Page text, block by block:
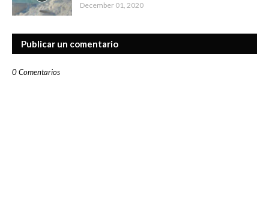
December 01, 2020
Publicar un comentario
0 Comentarios